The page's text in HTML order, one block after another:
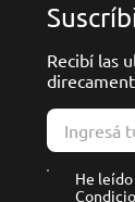
Recibí las
He